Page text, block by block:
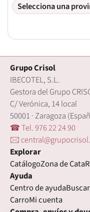
Selecciona una
Grupo Crisol
IBECOTEL, S.L.
Gestora del Grupo
C/ Verónica, 14 local
50001 · Zaragoza
☎ Tel. 976 22 24 90
🖂
Explorar
CatálogoZona de Cata
Ayuda
Centro de ayuda
CarroMi cuenta